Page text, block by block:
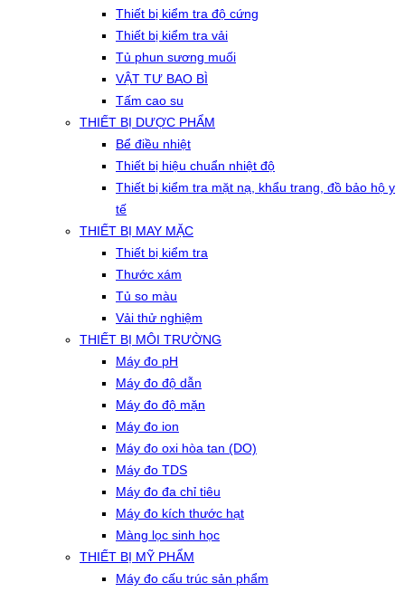
Thiết bị kiểm tra độ cứng
Thiết bị kiểm tra vải
Tủ phun sương muối
VẬT TƯ BAO BÌ
Tấm cao su
THIẾT BỊ DƯỢC PHẨM
Bể điều nhiệt
Thiết bị hiệu chuẩn nhiệt độ
Thiết bị kiểm tra mặt nạ, khẩu trang, đồ bảo hộ y
tế
THIẾT BỊ MAY MẶC
Thiết bị kiểm tra
Thước xám
Tủ so màu
Vải thử nghiệm
THIẾT BỊ MÔI TRƯỜNG
Máy đo pH
Máy đo độ dẫn
Máy đo độ mặn
Máy đo ion
Máy đo oxi hòa tan (DO)
Máy đo TDS
Máy đo đa chỉ tiêu
Máy đo kích thước hạt
Màng lọc sinh học
THIẾT BỊ MỸ PHẨM
Máy đo cấu trúc sản phẩm